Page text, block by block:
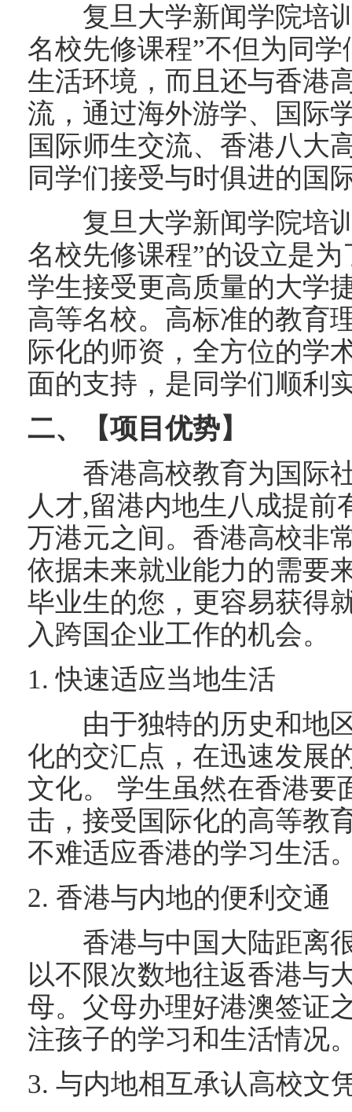
复旦大学新闻学院培训
名校先修课程”不但为同
生活环境，而且还与香港
流，通过海外游学、国际
国际师生交流、香港八大
同学们接受与时俱进的国
复旦大学新闻学院培训
名校先修课程”的设立是
学生接受更高质量的大学
高等名校。高标准的教育
际化的师资，全方位的学
面的支持，是同学们顺利
二、【项目优势】
香港高校教育为国际社
人才,留港内地生八成提前
万港元之间。香港高校非
依据未来就业能力的需要
毕业生的您，更容易获得
入跨国企业工作的机会。
1. 快速适应当地生活
由于独特的历史和地区
化的交汇点，在迅速发展
文化。 学生虽然在香港要
击，接受国际化的高等教
不难适应香港的学习生活
2. 香港与内地的便利交通
香港与中国大陆距离很
以不限次数地往返香港与
母。父母办理好港澳签证
注孩子的学习和生活情况
3. 与内地相互承认高校文